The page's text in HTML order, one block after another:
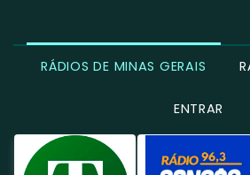
RÁDIOS DE MINAS GERAIS
ENTRAR